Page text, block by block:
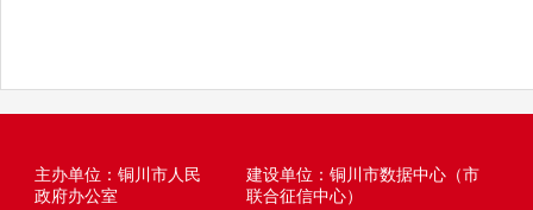
主办单位：铜川市人民
政府办公室
建设单位：铜川市数据中心（市
联合征信中心）